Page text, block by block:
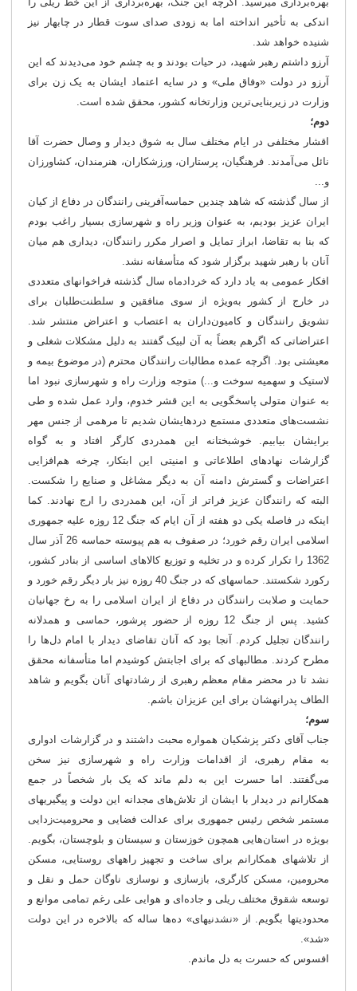
اندکی به تأخیر انداخته اما به زودی صدای سوت قطار در چابهار نیز
شنیده خواهد شد.
آرزو داشتم رهبر شهید، در حیات بودند و به چشم خود می‌دیدند که این
آرزو در دولت «وفاق ملی» و در سایه اعتماد ایشان به یک زن برای
وزارت در زیربنایی‌ترین وزارتخانه کشور، محقق شده است.
دوم؛
اقشار مختلفی در ایام مختلف سال به شوق دیدار و وصال حضرت آقا
نائل می‌آمدند. فرهنگیان، پرستاران، ورزشکاران، هنرمندان، کشاورزان
و...
از سال گذشته که شاهد چندین حماسه‌آفرینی رانندگان در دفاع از کیان
ایران عزیز بودیم، به عنوان وزیر راه و شهرسازی بسیار راغب بودم
که بنا به تقاضا، ابراز تمایل و اصرار مکرر رانندگان، دیداری هم میان
آنان با رهبر شهید برگزار شود که متأسفانه نشد.
افکار عمومی به یاد دارد که خردادماه سال گذشته فراخوان‎های متعددی
در خارج از کشور به‌ویژه از سوی منافقین و سلطنت‌طلبان برای
تشویق رانندگان و کامیون‌داران به اعتصاب و اعتراض منتشر شد.
اعتراضاتی که اگرهم بعضاً به آن لبیک گفتند به دلیل مشکلات شغلی و
معیشتی بود. اگرچه عمده مطالبات رانندگان محترم (در موضوع بیمه و
لاستیک و سهمیه سوخت و...) متوجه وزارت راه و شهرسازی نبود اما
به عنوان متولی پاسخگویی به این قشر خدوم، وارد عمل شده و طی
نشست‌های متعددی مستمع دردهایشان شدیم تا مرهمی از جنس مهر
برایشان بیابیم. خوشبختانه این همدردی کارگر افتاد و به گواه
گزارشات نهادهای اطلاعاتی و امنیتی این ابتکار، چرخه هم‌افزایی
اعتراضات و گسترش دامنه آن به دیگر مشاغل و صنایع را شکست.
البته که رانندگان عزیز فراتر از آن، این همدردی را ارج نهادند. کما
اینکه در فاصله یکی دو هفته از آن ایام که جنگ 12 روزه علیه جمهوری
اسلامی ایران رقم خورد؛ در صفوف به هم پیوسته حماسه 26 آذر سال
1362 را تکرار کرده و در تخلیه و توزیع کالاهای اساسی از بنادر کشور،
رکورد شکستند. حماسه‎ای که در جنگ 40 روزه نیز بار دیگر رقم خورد و
حمایت و صلابت رانندگان در دفاع از ایران اسلامی را به رخ جهانیان
کشید. پس از جنگ 12 روزه از حضور پرشور، حماسی و همدلانه
رانندگان تجلیل کردم. آنجا بود که آنان تقاضای دیدار با امام دل‌ها را
مطرح کردند. مطالبه‎ای که برای اجابتش کوشیدم اما متأسفانه محقق
نشد تا در محضر مقام معظم رهبری از رشادت‎های آنان بگویم و شاهد
الطاف پدرانه‎شان برای این عزیزان باشم.
سوم؛
جناب آقای دکتر پزشکیان همواره محبت داشتند و در گزارشات ادواری
به مقام رهبری، از اقدامات وزارت راه و شهرسازی نیز سخن
می‌گفتند. اما حسرت این به دلم ماند که یک بار شخصاً در جمع
همکارانم در دیدار با ایشان از تلاش‌های مجدانه این دولت و پیگیری‎های
مستمر شخص رئیس جمهوری برای عدالت فضایی و محرومیت‌زدایی
بویژه در استان‌هایی همچون خوزستان و سیستان و بلوچستان، بگویم.
از تلاش‎های همکارانم برای ساخت و تجهیز راه‎های روستایی، مسکن
محرومین، مسکن کارگری، بازسازی و نوسازی ناوگان حمل و نقل و
توسعه شقوق مختلف ریلی و جاده‌ای و هوایی علی رغم تمامی موانع و
محدودیت‎ها بگویم. از «نشدنی‎های» ده‌ها ساله که بالاخره در این دولت
«شد».
افسوس که حسرت به دل ماندم.